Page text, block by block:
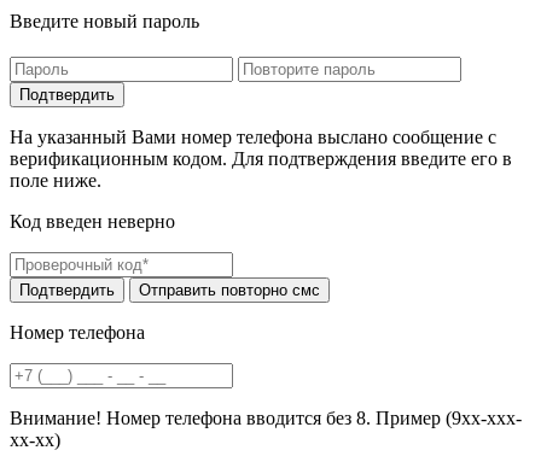
Введите новый пароль
На указанный Вами номер телефона выслано сообщение с
верификационным кодом. Для подтверждения введите его в
поле ниже.
Код введен неверно
Номер телефона
Внимание! Номер телефона вводится без 8. Пример (9хх-ххх-
хх-хх)